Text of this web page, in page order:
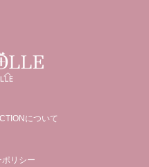
について
リシー